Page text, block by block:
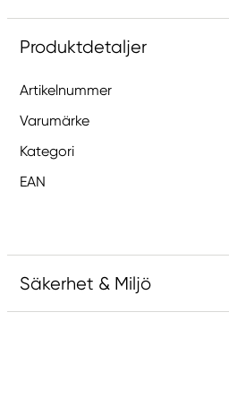
Produktdetaljer
Artikelnummer
Varumärke
Kategori
EAN
Säkerhet & Miljö